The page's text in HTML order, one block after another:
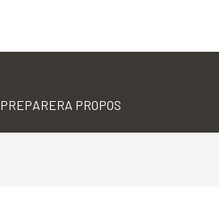
PREPARERA PROPOS